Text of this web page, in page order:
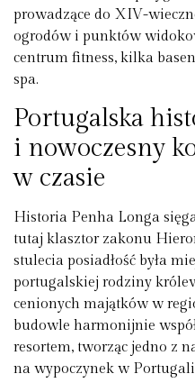
prowadzące do XIV-
ogrodów i punktów
centrum fitness, kilka
spa.
Portugalska
i nowoczesny
w czasie
Historia Penha Longa
tutaj klasztor zakonu
stulecia posiadłość była
portugalskiej rodziny
cenionych majątków w
budowle harmonijnie
resortem, tworząc jedno z
na wypoczynek w